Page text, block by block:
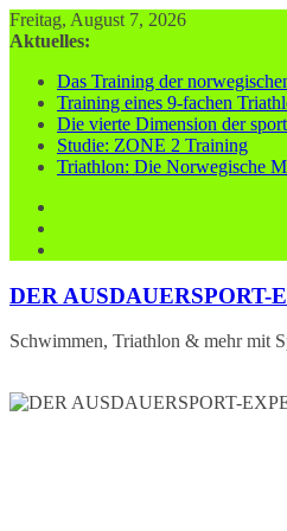
Zum
Inhalt
Freitag, August 7, 2026
Aktuelles:
Das Training der
Training eines 9-fachen
Die vierte Dimension der
Studie: ZONE 2 Training
Triathlon: Die Norwegische
DER AUSDAUERSPORT-
Schwimmen, Triathlon & mehr mit